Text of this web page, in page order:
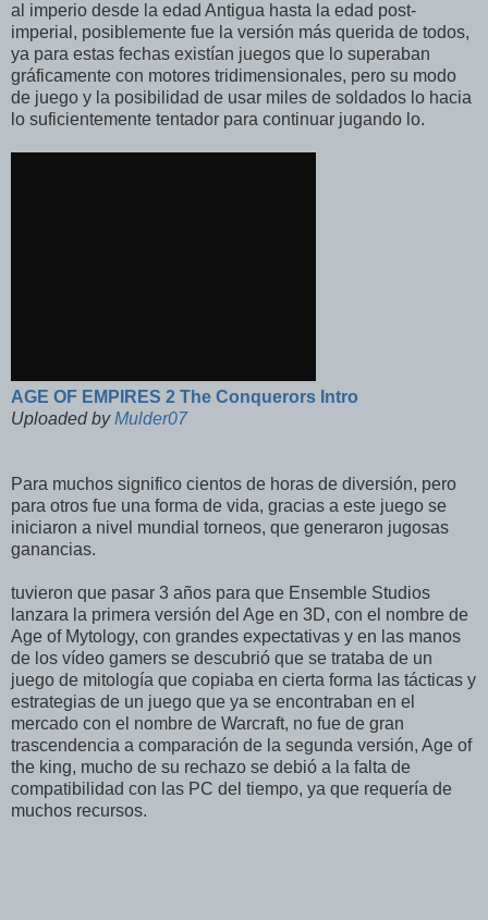
al imperio desde la edad Antigua hasta la edad post-
imperial, posiblemente fue la versión más querida de todos,
ya para estas fechas existían juegos que lo superaban
gráficamente con motores tridimensionales, pero su modo
de juego y la posibilidad de usar miles de soldados lo hacia
lo suficientemente tentador para continuar jugando lo.
AGE OF EMPIRES 2 The Conquerors Intro
Uploaded byMulder07
Para muchos significo cientos de horas de diversión, pero
para otros fue una forma de vida, gracias a este juego se
iniciaron a nivel mundial torneos, que generaron jugosas
ganancias.
tuvieron que pasar 3 años para que Ensemble Studios
lanzara la primera versión del Age en 3D, con el nombre de
Age of Mytology, con grandes expectativas y en las manos
de los vídeo gamers se descubrió que se trataba de un
juego de mitología que copiaba en cierta forma las tácticas y
estrategias de un juego que ya se encontraban en el
mercado con el nombre de Warcraft, no fue de gran
trascendencia a comparación de la segunda versión, Age of
the king, mucho de su rechazo se debió a la falta de
compatibilidad con las PC del tiempo, ya que requería de
muchos recursos.